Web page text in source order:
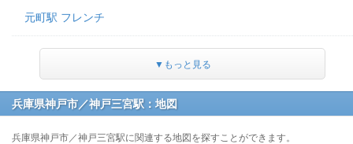
元町駅 フレンチ
▼もっと見る
兵庫県神戸市／神戸三宮駅：地図
兵庫県神戸市／神戸三宮駅に関連する地図を探すことができます。